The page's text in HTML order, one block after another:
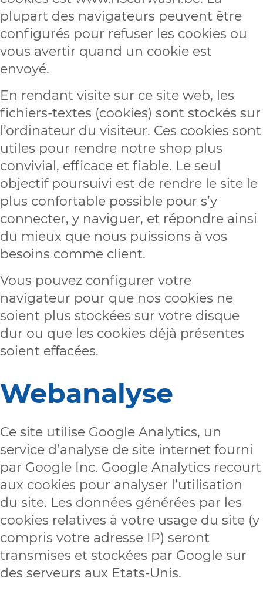
plupart des navigateurs peuvent être
configurés pour refuser les cookies ou
vous avertir quand un cookie est
envoyé.
En rendant visite sur ce site web, les
fichiers-textes (cookies) sont stockés sur
l’ordinateur du visiteur. Ces cookies sont
utiles pour rendre notre shop plus
convivial, efficace et fiable. Le seul
objectif poursuivi est de rendre le site le
plus confortable possible pour s’y
connecter, y naviguer, et répondre ainsi
du mieux que nous puissions à vos
besoins comme client.
Vous pouvez configurer votre
navigateur pour que nos cookies ne
soient plus stockées sur votre disque
dur ou que les cookies déjà présentes
soient effacées.
Webanalyse
Ce site utilise Google Analytics, un
service d’analyse de site internet fourni
par Google Inc. Google Analytics recourt
aux cookies pour analyser l’utilisation
du site. Les données générées par les
cookies relatives à votre usage du site (y
compris votre adresse IP) seront
transmises et stockées par Google sur
des serveurs aux Etats-Unis.